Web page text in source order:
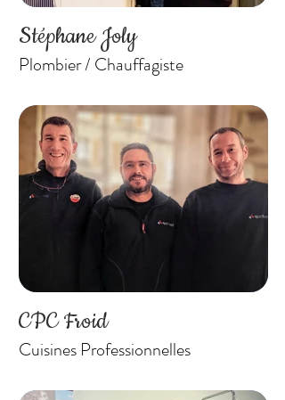
Stéphane Joly
Plombier / Chauffagiste
CPC Froid
Cuisines Professionnelles